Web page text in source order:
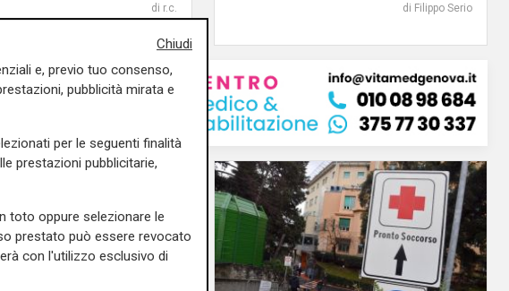
di r.c.
di Filippo Serio
Chiudi
e, previo tuo consenso,
pubblicità mirata e
per le seguenti finalità
prestazioni pubblicitarie,
toto oppure selezionare le
prestato può essere revocato
con l'utilizzo esclusivo di